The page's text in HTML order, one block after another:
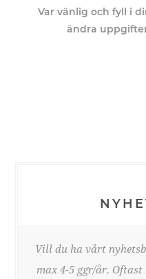
Var vänlig och fyll i
ändra
Vill du ha vårt
max 4-5 ggr/år.